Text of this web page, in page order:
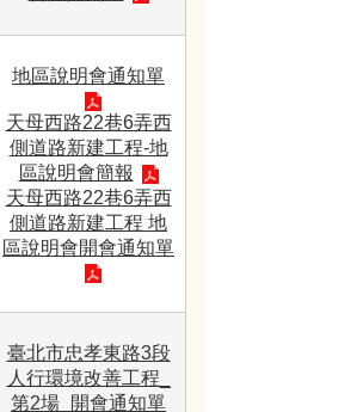
地區說明會通知單
天母西路22巷6弄西
側道路新建工程-地
區說明會簡報
天母西路22巷6弄西
側道路新建工程 地
區說明會開會通知單
臺北市忠孝東路3段
人行環境改善工程_
第2場_開會通知單